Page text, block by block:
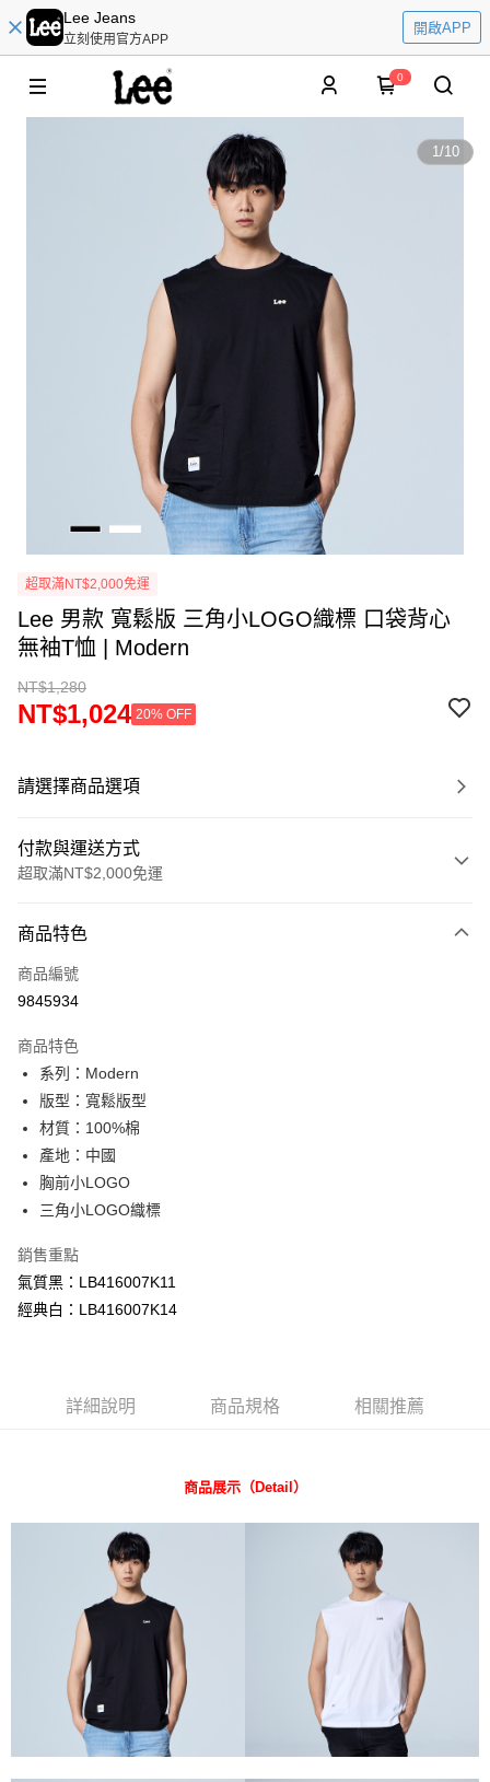
Lee Jeans
立刻使用官方APP
開啟APP
0
1/10
超取滿NT$2,000免運
Lee 男款 寬鬆版 三角小LOGO織標 口袋背心
無袖T恤 | Modern
NT$1,280
NT$1,024 20% OFF
請選擇商品選項
付款與運送方式
超取滿NT$2,000免運
信用卡一次付款
信用卡分期付款
合作金庫商業銀行
華南商業銀行
上海商業儲蓄銀行
國泰世華商業銀行
臺灣中小企業銀行
匯豐（台灣）商業銀行
聯邦商業銀行
元大商業銀行
台新國際商業銀行
台灣樂天信用卡公司
超商取貨付款
LINE Pay
Apple Pay
悠遊付
全盈+PAY
AFTEE先享後付
便利好安心！
１．簡單：不需註冊會員、不需綁卡、不需儲值。
【「AFTEE先享後付」結帳流程】
結帳頁面，進行簡訊認證並確認金額後，即可完成結帳。
２．訂單成立數日內，您將收到繳費通知簡訊。
３．收到繳費通知簡訊後14天內，點擊此簡訊中的連結，可透過四大超商／
ATM／網路銀行／等多元方式進行付款，方視為交易完成。
※ 請注意：結帳手續完成當下不需立刻繳費，但若您需要取消訂單，請聯絡
購買商品的店家。未經商家同意取消之訂單仍視為有效，需透過AFTEE先享
後付繳納相關費用。
※ 交易是否成功請以「AFTEE先享後付 」之結帳頁面顯示為準，若有關於
是否繳費成功／繳費後需取消欲退款等相關疑問，請聯繫「AFTEE先享後付
客戶支援中心」
https://netprotections.freshdesk.com/support/home
【注意事項】
每筆NT$80，滿NT$2,000(含以上)免運費
付款後 全家取貨
每筆NT$80，滿NT$2,000(含以上)免運費
7-11 取貨付款
每筆NT$80，滿NT$2,000(含以上)免運費
付款後 7-11取貨
每筆NT$80，滿NT$2,000(含以上)免運費
商品特色
商品編號
9845934
商品特色
系列：Modern
版型：寬鬆版型
材質：100%棉
產地：中國
胸前小LOGO
三角小LOGO織標
銷售重點
氣質黑：LB416007K11
經典白：LB416007K14
詳細說明 商品規格 相關推薦
商品展示（Detail）